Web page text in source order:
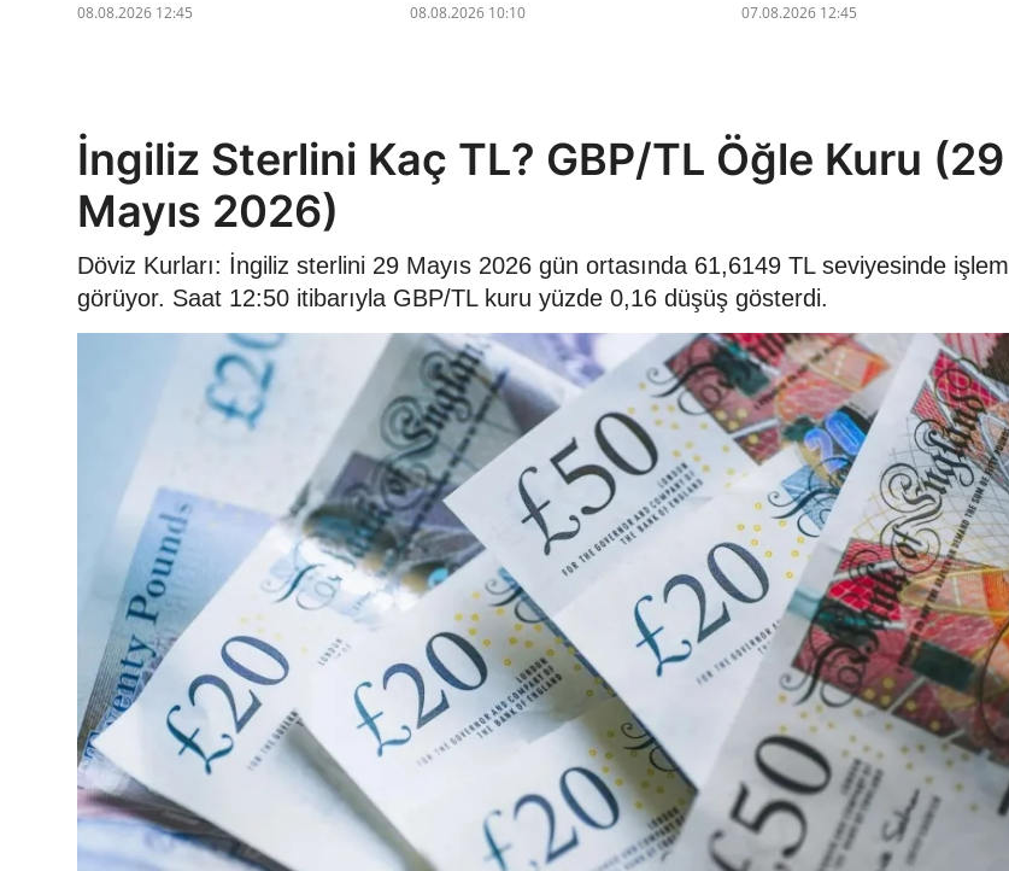
08.08.2026 12:45 08.08.2026 10:10 07.08.2026 12:45
İngiliz Sterlini Kaç TL? GBP/TL Öğle Kuru (29
Mayıs 2026)
Döviz Kurları: İngiliz sterlini 29 Mayıs 2026 gün ortasında 61,6149 TL seviyesinde işlem
görüyor. Saat 12:50 itibarıyla GBP/TL kuru yüzde 0,16 düşüş gösterdi.